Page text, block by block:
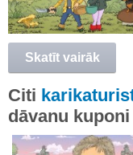
Skatīt vairāk
Citi
dāvanu kuponi